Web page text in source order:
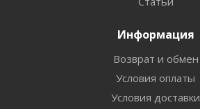
Информация
Возврат и обмен
Условия оплаты
Условия доставки